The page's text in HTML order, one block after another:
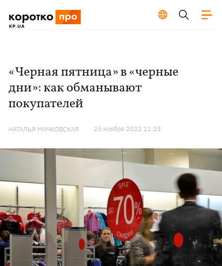
«Черная пятница» в «черные
дни»: как обманывают
покупателей
НАТАЛЬЯ МИЧКОВСКАЯ 25 ноября 2022 11:23